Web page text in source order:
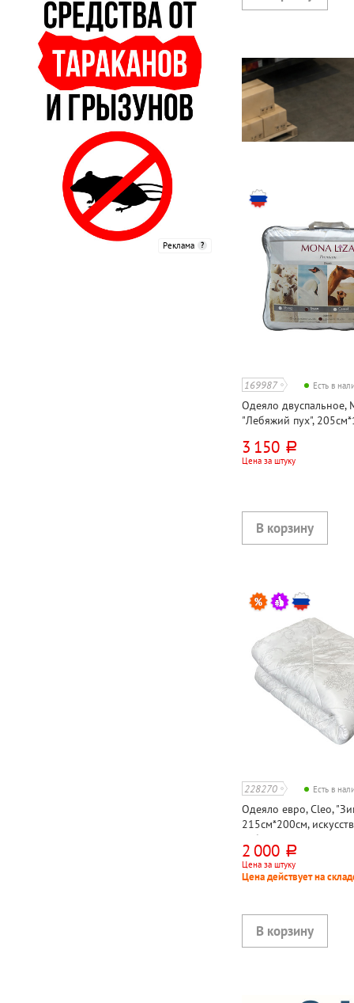
шерсть альпаки
шерсть овцы
эвкалиптовое целлюлозное
волокно 1
Реклама
169987 Есть в
Одеяло двуспальное,
"Лебяжий пух",
3 150 руб.
Цена за штуку
228270 Есть в
Одеяло евро, Cleo,
215см*200см,
лебяжий пух,
2 000 руб.
Цена за штуку
Цена действует на